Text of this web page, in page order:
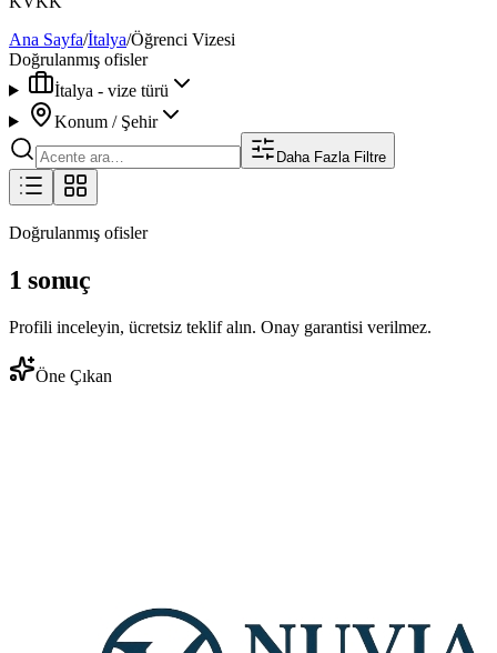
Ana Sayfa/İtalya/Öğrenci Vizesi
Doğrulanmış ofisler
İtalya - vize türü
Konum / Şehir
Daha Fazla Filtre
Doğrulanmış ofisler
1 sonuç
Profili inceleyin, ücretsiz teklif alın. Onay garantisi verilmez.
Öne Çıkan